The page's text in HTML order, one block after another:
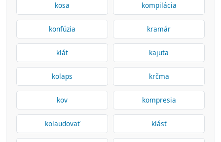
kosa kompilácia
konfúzia kramár
klát kajuta
kolaps krčma
kov kompresia
kolaudovať klásť